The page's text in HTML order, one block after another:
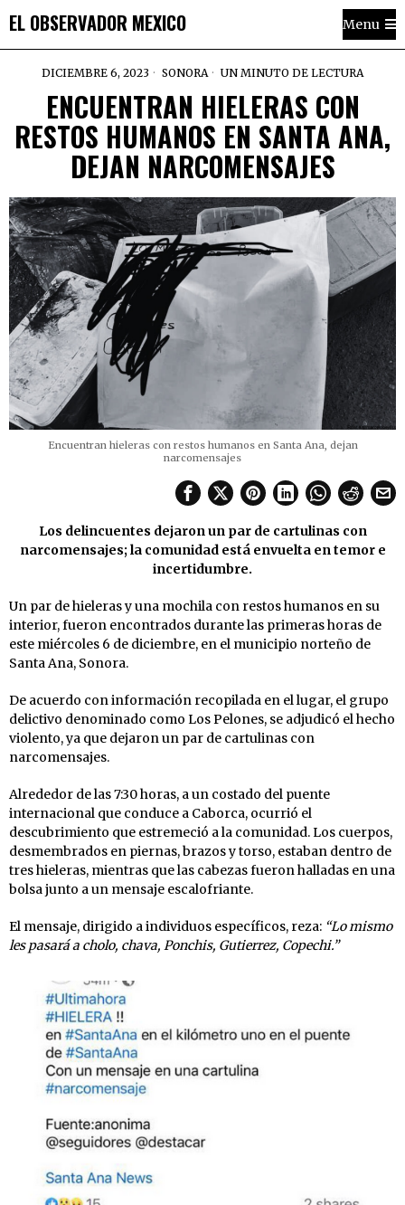
EL OBSERVADOR MEXICO Menu
DICIEMBRE 6, 2023 SONORA UN MINUTO DE LECTURA
ENCUENTRAN HIELERAS CON
RESTOS HUMANOS EN SANTA ANA,
DEJAN NARCOMENSAJES
Encuentran hieleras con restos humanos en Santa Ana, dejan
narcomensajes
Los delincuentes dejaron un par de cartulinas con
narcomensajes; la comunidad está envuelta en temor e
incertidumbre.
Un par de hieleras y una mochila con restos humanos en su
interior, fueron encontrados durante las primeras horas de
este miércoles 6 de diciembre, en el municipio norteño de
Santa Ana, Sonora.
De acuerdo con información recopilada en el lugar, el grupo
delictivo denominado como Los Pelones, se adjudicó el hecho
violento, ya que dejaron un par de cartulinas con
narcomensajes.
Alrededor de las 7:30 horas, a un costado del puente
internacional que conduce a Caborca, ocurrió el
descubrimiento que estremeció a la comunidad. Los cuerpos,
desmembrados en piernas, brazos y torso, estaban dentro de
tres hieleras, mientras que las cabezas fueron halladas en una
bolsa junto a un mensaje escalofriante.
El mensaje, dirigido a individuos específicos, reza: “Lo mismo
les pasará a cholo, chava, Ponchis, Gutierrez, Copechi.”